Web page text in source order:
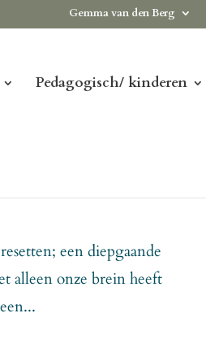
Gemma van den Berg
Pedagogisch/ kinderen
een diepgaande
alleen onze brein heeft